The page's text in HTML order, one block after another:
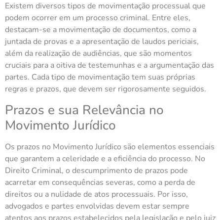
Existem diversos tipos de movimentação processual que
podem ocorrer em um processo criminal. Entre eles,
destacam-se a movimentação de documentos, como a
juntada de provas e a apresentação de laudos periciais,
além da realização de audiências, que são momentos
cruciais para a oitiva de testemunhas e a argumentação das
partes. Cada tipo de movimentação tem suas próprias
regras e prazos, que devem ser rigorosamente seguidos.
Prazos e sua Relevância no
Movimento Jurídico
Os prazos no Movimento Jurídico são elementos essenciais
que garantem a celeridade e a eficiência do processo. No
Direito Criminal, o descumprimento de prazos pode
acarretar em consequências severas, como a perda de
direitos ou a nulidade de atos processuais. Por isso,
advogados e partes envolvidas devem estar sempre
atentos aos prazos estabelecidos pela legislação e pelo juiz